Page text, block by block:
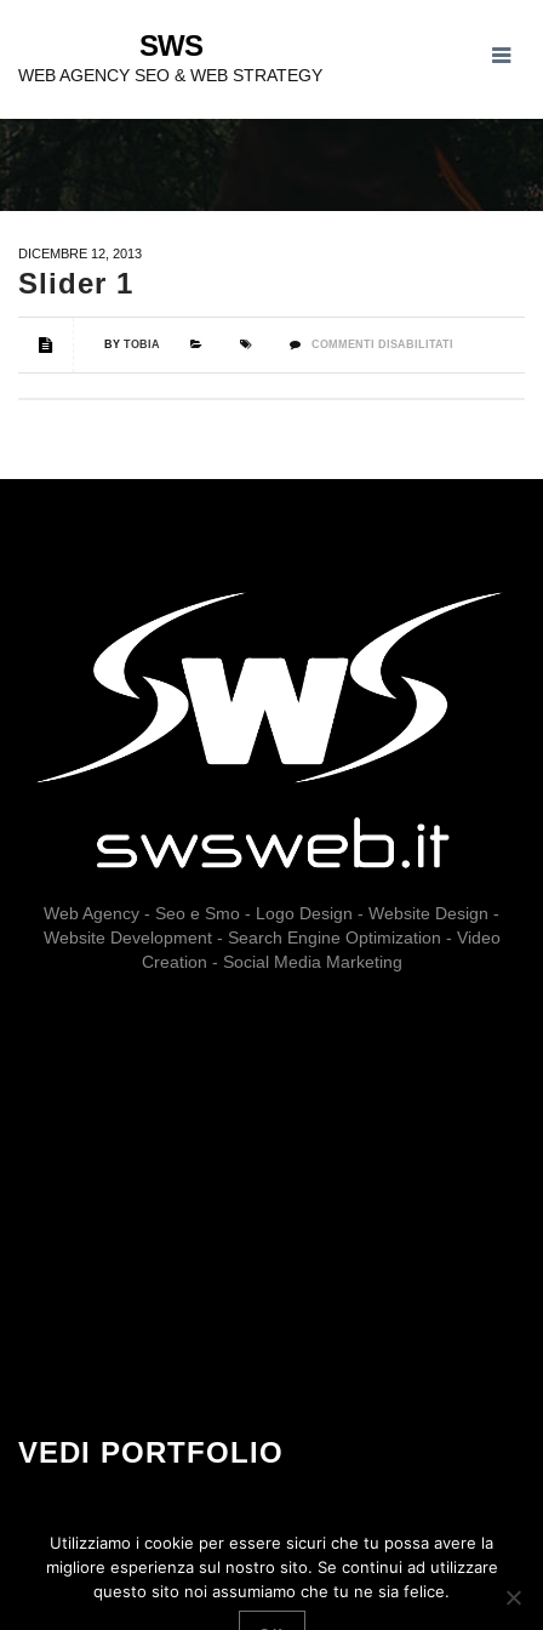
SWS
WEB AGENCY SEO & WEB STRATEGY
SLIDER 1
DICEMBRE 12, 2013
Slider 1
BY TOBIA COMMENTI DISABILITATI
Web Agency - Seo e Smo - Logo Design - Website Design -
Website Development - Search Engine Optimization - Video
Creation - Social Media Marketing
VEDI PORTFOLIO
Alcuni lavori realizzati di recente
Contatti
SWS Srls C.so Vitt. Emanuele 193 84122 Salerno (SA) p.iva
05602060658 Tel. + 39 089 29 63 765 Mob. +39 348 44 50 772 email info @ swsweb.it
Utilizziamo i cookie per essere sicuri che tu possa avere la
migliore esperienza sul nostro sito. Se continui ad utilizzare
questo sito noi assumiamo che tu ne sia felice.